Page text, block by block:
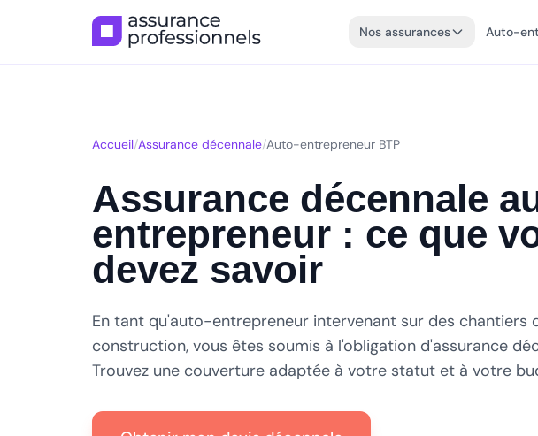
Nos assurances Auto-
Accueil/Assurance décennale/Auto-entrepreneur BTP
Assurance décennale
entrepreneur : ce que
devez savoir
En tant qu'auto-entrepreneur intervenant sur des chantiers
construction, vous êtes soumis à l'obligation d'assurance
Trouvez une couverture adaptée à votre statut et à votre